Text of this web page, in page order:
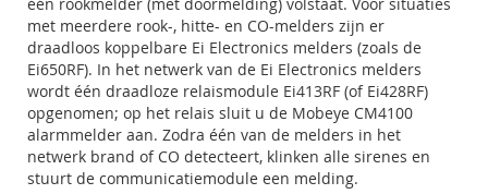
met meerdere rook-, hitte- en CO-melders zijn er
draadloos koppelbare Ei Electronics melders (zoals de
Ei650RF). In het netwerk van de Ei Electronics melders
wordt één draadloze relaismodule Ei413RF (of Ei428RF)
opgenomen; op het relais sluit u de Mobeye CM4100
alarmmelder aan. Zodra één van de melders in het
netwerk brand of CO detecteert, klinken alle sirenes en
stuurt de communicatiemodule een melding.